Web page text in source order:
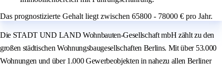
Das prognostizierte Gehalt liegt zwischen 65800 - 78000 € pro Jahr.
Die STADT UND LAND Wohnbauten‑Gesellschaft mbH zählt zu den
großen städtischen Wohnungsbaugesellschaften Berlins. Mit über 53.000
Wohnungen und über 1.000 Gewerbeobjekten in nahezu allen Berliner